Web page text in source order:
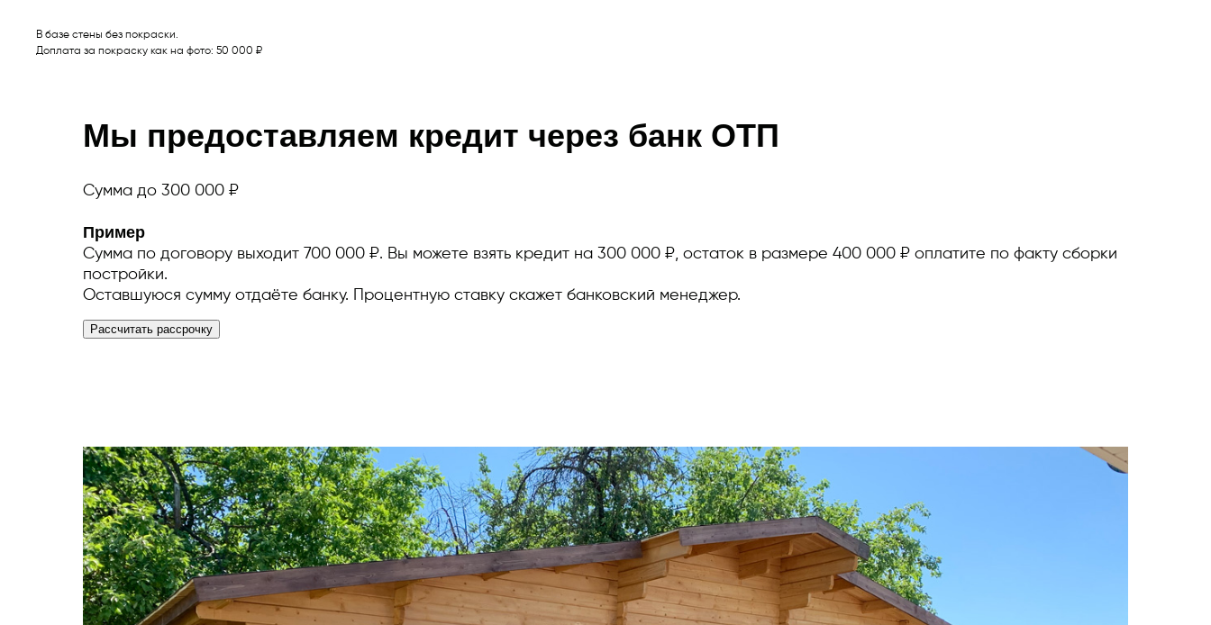
В базе стены без покраски.
Доплата за покраску как на фото: 50 000 ₽
Мы предоставляем кредит через банк ОТП
Сумма до 300 000 ₽
Пример
Сумма по договору выходит 700 000 ₽. Вы можете взять кредит на 300 000 ₽, остаток в размере 400 000 ₽ оплатите по факту сборки
постройки.
Оставшуюся сумму отдаёте банку. Процентную ставку скажет банковский менеджер.
Рассчитать рассрочку